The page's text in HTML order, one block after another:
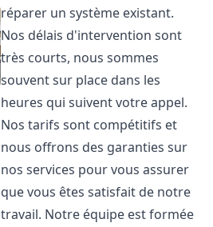
réparer un système existant.
Nos délais d'intervention sont
très courts, nous sommes
souvent sur place dans les
heures qui suivent votre appel.
Nos tarifs sont compétitifs et
nous offrons des garanties sur
nos services pour vous assurer
que vous êtes satisfait de notre
travail. Notre équipe est formée